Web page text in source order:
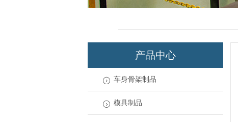
产品中心
车身骨架制品
模具制品